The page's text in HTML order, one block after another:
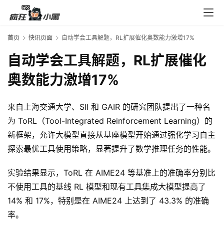
口
券
码
中
资
源
库
实
首页 快讯页面 自动学会工具解题，RL扩展催化奥数能力激增17%
自动学会工具解题，RL扩展催化
奥数能力激增17%
来自上海交通大学、SII 和 GAIR 的研究团队提出了一种名
为 ToRL（Tool-Integrated Reinforcement Learning）的
新框架，允许大模型直接从基座模型开始通过强化学习自主
探索最优工具使用策略，显著提升了数学推理任务的性能。
实验结果显示，ToRL 在 AIME24 等基准上的准确率分别比
不使用工具的基线 RL 模型和现有工具集成大模型提高了
14% 和 17%，特别是在 AIME24 上达到了 43.3% 的准确
率。